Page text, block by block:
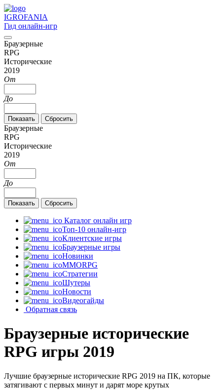
IGROFANIA
Гид онлайн-игр
Браузерные
RPG
Исторические
2019
От
До
Браузерные
RPG
Исторические
2019
От
До
Каталог онлайн игр
Топ-10 онлайн-игр
Клиентские игры
Браузерные игры
Новинки
MMORPG
Стратегии
Шутеры
Новости
Видеогайды
Обратная связь
Браузерные исторические
RPG игры 2019
Лучшие браузерные исторические RPG 2019 на ПК, которые
затягивают с первых минут и дарят море крутых